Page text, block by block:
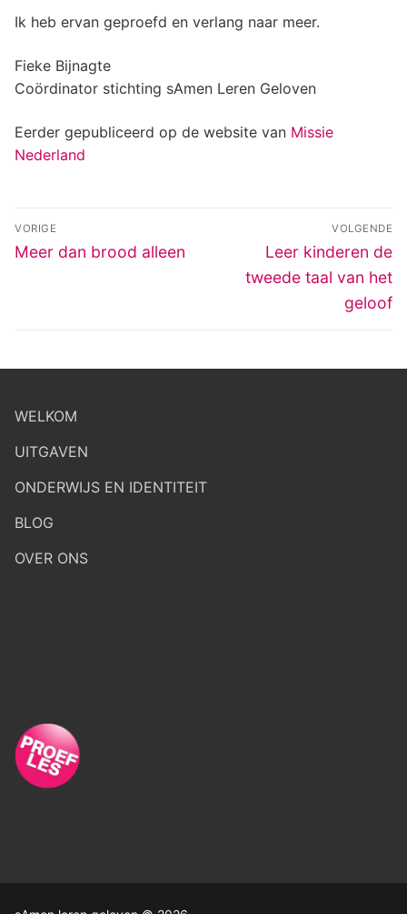
Ik heb ervan geproefd en verlang naar meer.
Fieke Bijnagte
Coördinator stichting sAmen Leren Geloven
Eerder gepubliceerd op de website van Missie
Nederland
navigatie
VORIGE
Vorig
Meer dan brood alleen
VOLGENDE
Volgend
bericht:
Leer kinderen de
tweede taal van het
geloof
WELKOM
UITGAVEN
ONDERWIJS EN IDENTITEIT
BLOG
OVER ONS